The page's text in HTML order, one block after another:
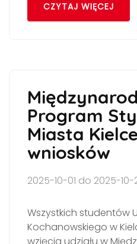
CZYTAJ WIĘCEJ
Program
Miasta
wniosków
2025-10-01 do 2025-10-
Wszystkich studentów
Kochanowskiego w